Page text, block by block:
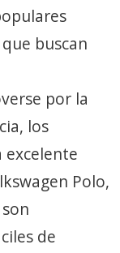
buscan
por la
los
Polo,
de